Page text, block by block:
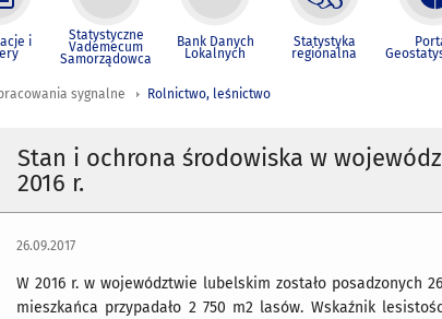
i Statystyczne
Vademecum
Samorządowca
Bank Danych
Lokalnych
Statystyka
regionalna
sygnalne Rolnictwo, leśnictwo
Stan i ochrona środowiska w
2016 r.
26.09.2017
W 2016 r. w województwie lubelskim zostało posadzonych
mieszkańca przypadało 2 750 m2 lasów. Wskaźnik